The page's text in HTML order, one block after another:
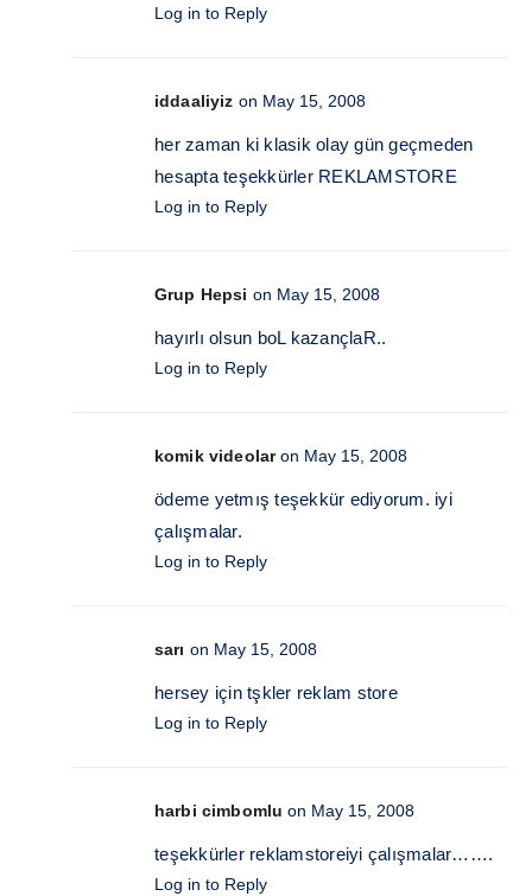
Log in to Reply
iddaaliyiz on May 15, 2008
her zaman ki klasik olay gün geçmeden
hesapta teşekkürler REKLAMSTORE
Log in to Reply
Grup Hepsi on May 15, 2008
hayırlı olsun boL kazançlaR..
Log in to Reply
komik videolar on May 15, 2008
ödeme yetmış teşekkür ediyorum. iyi
çalışmalar.
Log in to Reply
sarı on May 15, 2008
hersey için tşkler reklam store
Log in to Reply
harbi cimbomlu on May 15, 2008
teşekkürler reklamstoreiyi çalışmalar…….
Log in to Reply